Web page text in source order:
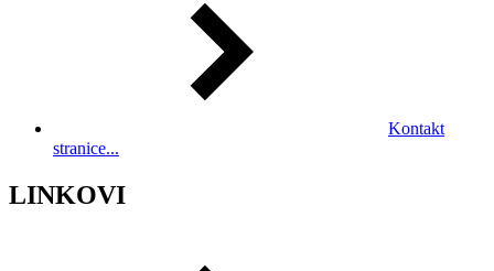
Kontakt
stranice...
LINKOVI